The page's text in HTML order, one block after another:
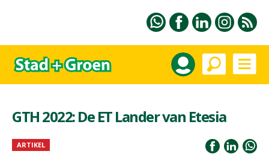
GTH 2022: De ET Lander van Etesia
ARTIKEL